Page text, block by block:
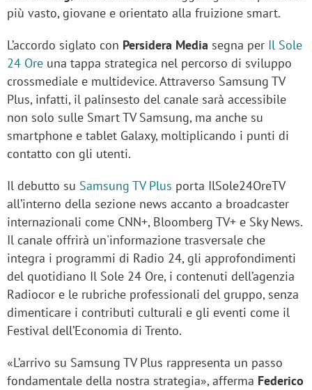
più vasto, giovane e orientato alla fruizione smart.
L’accordo siglato con Persidera Media segna per Il Sole
24 Ore una tappa strategica nel percorso di sviluppo
crossmediale e multidevice. Attraverso Samsung TV
Plus, infatti, il palinsesto del canale sarà accessibile
non solo sulle Smart TV Samsung, ma anche su
smartphone e tablet Galaxy, moltiplicando i punti di
contatto con gli utenti.
Il debutto su Samsung TV Plus porta IlSole24OreTV
all’interno della sezione news accanto a broadcaster
internazionali come CNN+, Bloomberg TV+ e Sky News.
Il canale offrirà un'informazione trasversale che
integra i programmi di Radio 24, gli approfondimenti
del quotidiano Il Sole 24 Ore, i contenuti dell’agenzia
Radiocor e le rubriche professionali del gruppo, senza
dimenticare i contributi culturali e gli eventi come il
Festival dell’Economia di Trento.
«L’arrivo su Samsung TV Plus rappresenta un passo
fondamentale della nostra strategia», afferma Federico